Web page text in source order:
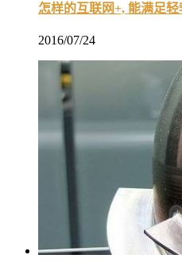
怎样的互联网+, 能满足
2016/07/24